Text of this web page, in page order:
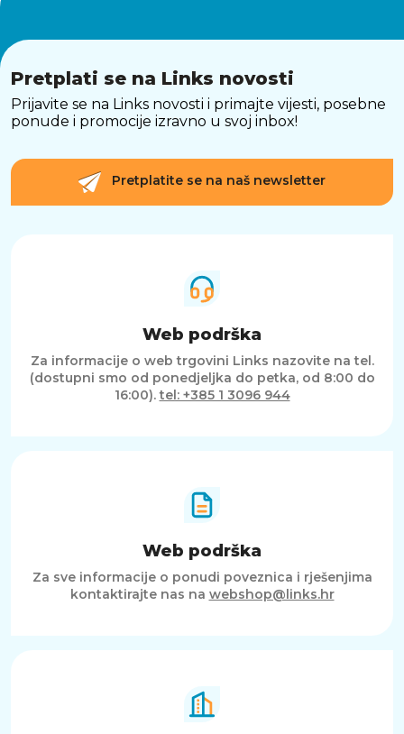
izgled. Izrađene od kvalitetnih materijala,
osiguravaju dugotrajnost i otpornost na
svakodnevno korištenje.
JBL Quantum 400 slušalice nude savršenu
kombinaciju moćnog zvuka, udobnosti i
fleksibilnosti. S JBL QuantumSOUND
multimedijske entuzijaste. Bez obzira koristite
li ih za gaming, gledanje filmova ili
komunikaciju, Quantum 400 pruža impresivno
iskustvo koje vas uvlači u svaki trenutak.
Pretplati se na Links novosti
Prijavite se na Links novosti i primajte vijesti, posebne
ponude i promocije izravno u svoj inbox!
Pretplatite se na naš newsletter
Web podrška
Za informacije o web trgovini Links nazovite na tel.
(dostupni smo od ponedjeljka do petka, od 8:00 do
16:00).tel: +385 1 3096 944
Web podrška
Za sve informacije o ponudi poveznica i rješenjima
kontaktirajte nas na webshop@links.hr